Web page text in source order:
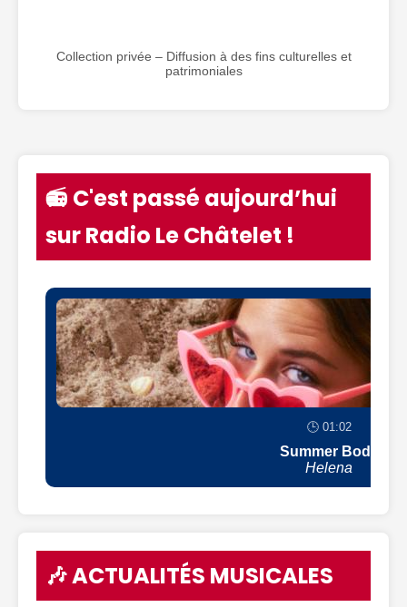
Collection privée – Diffusion à des fins culturelles et
patrimoniales
📻 C'est passé aujourd’hui
sur Radio Le Châtelet !
🕒 01:02
Summer Body
Helena
🎶 ACTUALITÉS MUSICALES